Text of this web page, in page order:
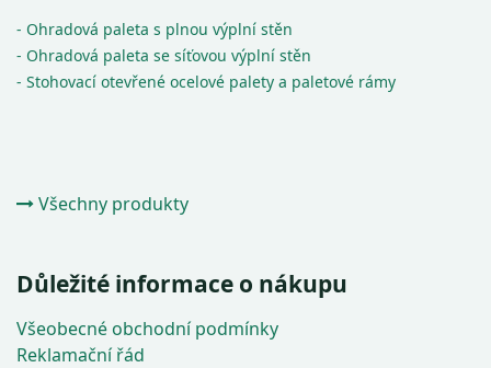
- Ohradová paleta s plnou výplní stěn
- Ohradová paleta se síťovou výplní stěn
- Stohovací otevřené ocelové palety a paletové rámy
Všechny produkty
Důležité informace o nákupu
Všeobecné obchodní podmínky
Reklamační řád